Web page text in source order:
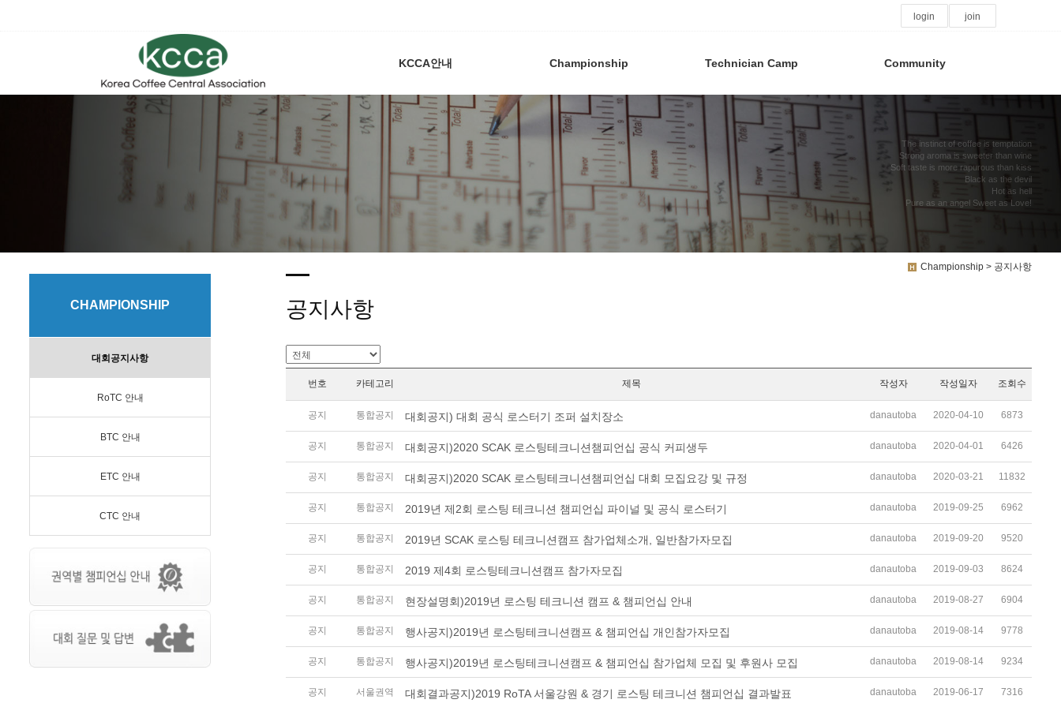
login join
KCCA안내 Championship Technician Camp Community
The instinct of coffee is temptation
Strong aroma is sweeter than wine
Soft taste is more rapurous than kiss
Black as the devil
Hot as hell
Pure as an angel Sweet as Love!
Championship > 공지사항
CHAMPIONSHIP
대회공지사항
RoTC 안내
BTC 안내
ETC 안내
CTC 안내
공지사항
번호 카테고리 제목 작성자 작성일자 조회수
공지 통합공지 대회공지) 대회 공식 로스터기 조퍼 설치장소 danautoba 2020-04-10 6873
공지 통합공지 대회공지)2020 SCAK 로스팅테크니션챔피언십 공식 커피생두 danautoba 2020-04-01 6426
공지 통합공지 대회공지)2020 SCAK 로스팅테크니션챔피언십 대회 모집요강 및 규정 danautoba 2020-03-21 11832
공지 통합공지 2019년 제2회 로스팅 테크니션 챔피언십 파이널 및 공식 로스터기 danautoba 2019-09-25 6962
공지 통합공지 2019년 SCAK 로스팅 테크니션캠프 참가업체소개, 일반참가자모집 danautoba 2019-09-20 9520
공지 통합공지 2019 제4회 로스팅테크니션캠프 참가자모집 danautoba 2019-09-03 8624
공지 통합공지 현장설명회)2019년 로스팅 테크니션 캠프 & 챔피언십 안내 danautoba 2019-08-27 6904
공지 통합공지 행사공지)2019년 로스팅테크니션캠프 & 챔피언십 개인참가자모집 danautoba 2019-08-14 9778
공지 통합공지 행사공지)2019년 로스팅테크니션캠프 & 챔피언십 참가업체 모집 및 후원사 모집 danautoba 2019-08-14 9234
공지 서울권역 대회결과공지)2019 RoTA 서울강원 & 경기 로스팅 테크니션 챔피언십 결과발표 danautoba 2019-06-17 7316